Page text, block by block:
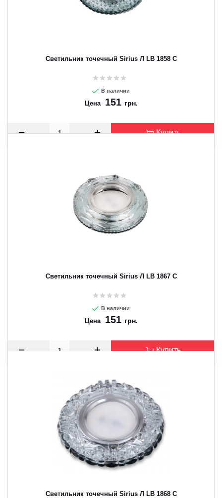
Светильник точечный Sirius Л LB 1858 C
В наличии
Цена 151 грн.
Купить
Светильник точечный Sirius Л LB 1867 C
В наличии
Цена 151 грн.
Купить
Светильник точечный Sirius Л LB 1868 C